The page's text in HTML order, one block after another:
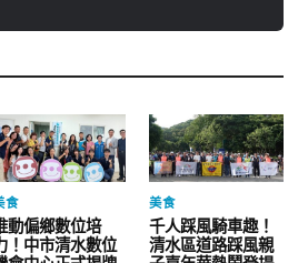
食
動偏鄉數位培
！中市清水數位
美食
千人踩風騎車趣！
清水區道路踩風親